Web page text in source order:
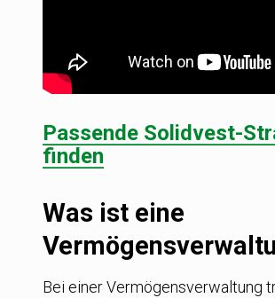
Passende Solidvest-
finden
Was ist eine
Bei einer Vermögensverwaltung